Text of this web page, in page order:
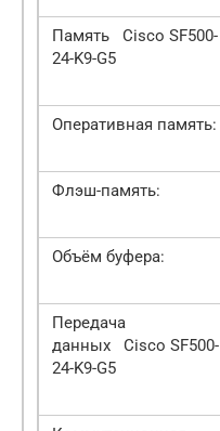
Память Cisco SF500-
24-K9-G5
Оперативная память:
Флэш-память:
Объём буфера:
Передача
данных Cisco SF500-
24-K9-G5